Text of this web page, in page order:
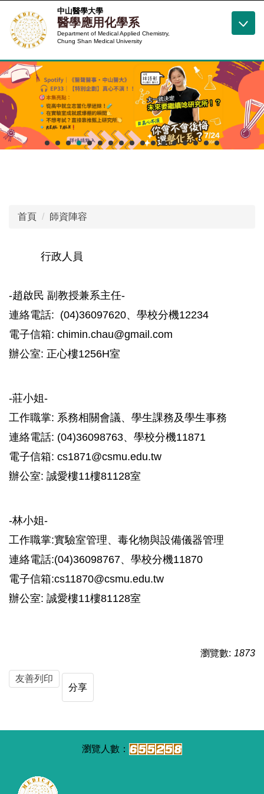
到
主
內
容
區
中山醫學大學
醫學應用化學系
Department of Medical Applied Chemistry,
Chung Shan Medical University
首頁 師資陣容
行政人員
-趙啟民 副教授兼系主任-
連絡電話: (04)36097620、學校分機12234
電子信箱: chimin.chau@gmail.com
辦公室: 正心樓1256H室
-莊小姐-
工作職掌: 系務相關會議、學生課務及學生事務
連絡電話: (04)36098763、學校分機11871
電子信箱: cs1871@csmu.edu.tw
辦公室: 誠愛樓11樓81128室
-林小姐-
工作職掌:實驗室管理、毒化物與設備儀器管理
連絡電話:(04)36098767、學校分機11870
電子信箱:cs11870@csmu.edu.tw
辦公室: 誠愛樓11樓81128室
瀏覽數: 1873
友善列印
分享